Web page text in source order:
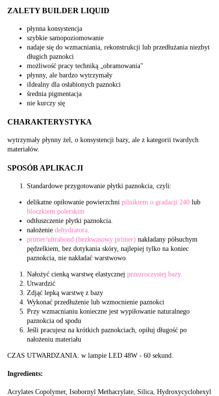
ZALETY BUILDER LIQUID
płynna konsystencja
szybkie samopoziomowanie
nadaje się do wzmacniania, rekonstrukcji lub przedłużania niezbyt
długich paznokci
możliwość pracy techniką „obramowania"
płynny, ale bardzo wytrzymały
iIdealny dla osłabionych paznokci
średnia pigmentacja
nie kurczy się
CHARAKTERYSTYKA
wytrzymały płynny żel, o konsystencji bazy, ale z kategorii twardych
materiałów.
SPOSÓB APLIKACJI
Standardowe przygotowanie płytki paznokcia, czyli:
delikatne opiłowanie powierzchni pilnikiem o gradacji 240 lub
bloczkiem polerskim
odtłuszczenie płytki paznokcia.
nałożenie dehydratora.
primer/ultrabond (bezkwasowy primer) nakładany półsuchym
pędzelkiem, bez dotykania skóry, najlepiej tylko na koniec
paznokcia, nie nakładać warstwowo.
Nałożyć cienką warstwę elastycznej przezroczystej bazy
Utwardzić
Zdjąć lepką warstwę z bazy
Wykonać przedłużenie lub wzmocnienie paznokci
Przy wzmacnianiu konieczne jest wypiłowanie naturalnego
paznokcia od spodu
Jeśli pracujesz na krótkich paznokciach, opiłuj długość po
nałożeniu materiału
CZAS UTWARDZANIA: w lampie LED 48W - 60 sekund.
Ingredients:
Acrylates Copolymer, Isobornyl Methacrylate, Silica, Hydroxycyclohexyl